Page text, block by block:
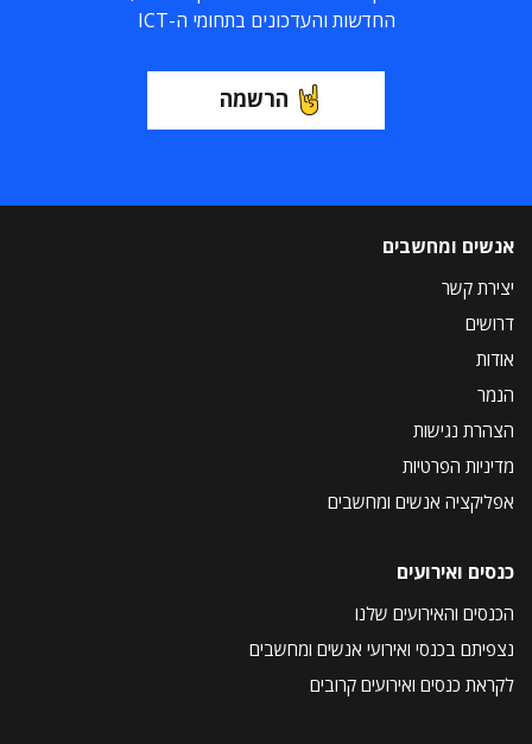
החדשות והעדכונים בתחומי ה-ICT
הרשמה
אנשים ומחשבים
יצירת קשר
דרושים
אודות
הנמר
הצהרת נגישות
מדיניות הפרטיות
אפליקציה אנשים ומחשבים
כנסים ואירועים
הכנסים והאירועים שלנו
נצפיתם בכנסי ואירועי אנשים ומחשבים
לקראת כנסים ואירועים קרובים